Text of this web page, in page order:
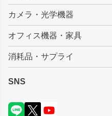
カメラ・光学機器
オフィス機器・家具
消耗品・サプライ
SNS